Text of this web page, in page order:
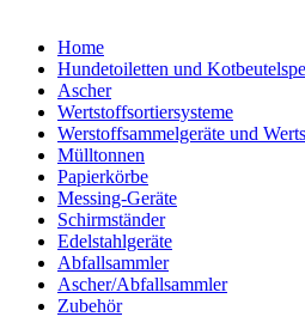
Home
Hundetoiletten und
Ascher
Wertstoffsortiersysteme
Werstoffsammelgeräte und
Mülltonnen
Papierkörbe
Messing-Geräte
Schirmständer
Edelstahlgeräte
Abfallsammler
Ascher/Abfallsammler
Zubehör